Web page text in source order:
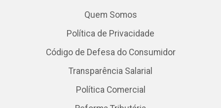
Quem Somos
Política de Privacidade
Código de Defesa do Consumidor
Transparência Salarial
Política Comercial